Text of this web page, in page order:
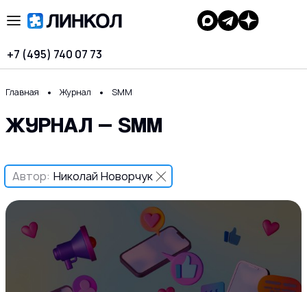
+7 (495) 740 07 73
Главная Журнал SMM
ЖУРНАЛ — SMM
Автор: Николай Новорчук